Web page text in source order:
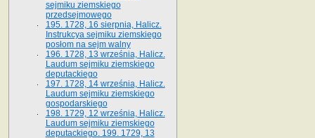
sejmiku ziemskiego
przedsejmowego
195. 1728, 16 sierpnia, Halicz.
Instrukcya sejmiku ziemskiego
posłom na sejm walny
196. 1728, 13 września, Halicz.
Laudum sejmiku ziemskiego
deputackiego
197. 1728, 14 września, Halicz.
Laudum sejmiku ziemskiego
gospodarskiego
198. 1729, 12 września, Halicz.
Laudum sejmiku ziemskiego
deputackiego. 199. 1729, 13